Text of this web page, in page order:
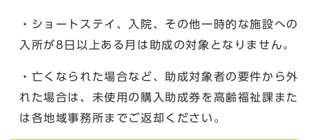
・ショートステイ、入院、その他一時的な施設への
入所が8日以上ある月は助成の対象となりません。
・亡くなられた場合など、助成対象者の要件から外
れた場合は、未使用の購入助成券を高齢福祉課また
は各地域事務所までご返却ください。